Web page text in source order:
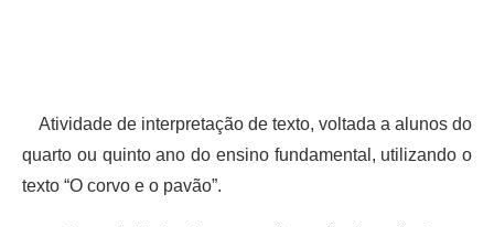
Atividade de interpretação de texto, voltada a alunos do
quarto ou quinto ano do ensino fundamental, utilizando o
texto “O corvo e o pavão”.